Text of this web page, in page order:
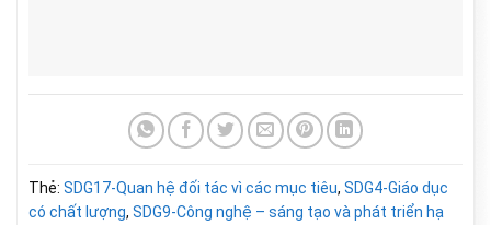
Thẻ: SDG17-Quan hệ đối tác vì các mục tiêu, SDG4-Giáo dục
có chất lượng, SDG9-Công nghệ – sáng tạo và phát triển hạ